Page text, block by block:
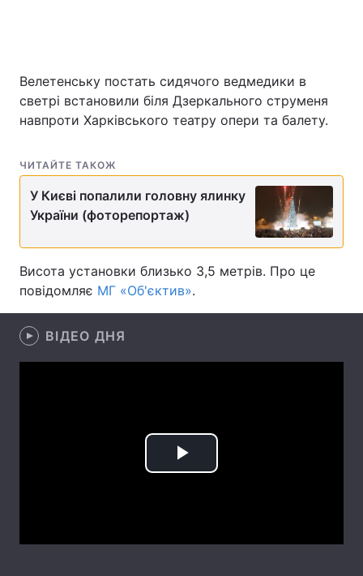
Головна Війна
Економіка Світ
Спорт
Лайт
Зброя Інциденти
Здоров'я
Велетенську постать сидячого ведмедики в
светрі встановили біля Дзеркального струменя
навпроти Харківського театру опери та балету.
ЧИТАЙТЕ ТАКОЖ
У Києві попалили головну ялинку
України (фоторепортаж)
Висота установки близько 3,5 метрів. Про це
повідомляє МГ «Об'єктив».
ВІДЕО ДНЯ
Play